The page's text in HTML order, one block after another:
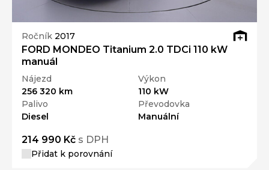
Ročník 2017
FORD MONDEO Titanium 2.0 TDCi 110 kW
manuál
Nájezd
256 320 km
Výkon
110 kW
Palivo
Diesel
Převodovka
Manuální
214 990 Kč s DPH
Přidat k porovnání